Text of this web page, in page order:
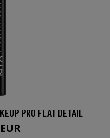
PRO FLAT DETAIL